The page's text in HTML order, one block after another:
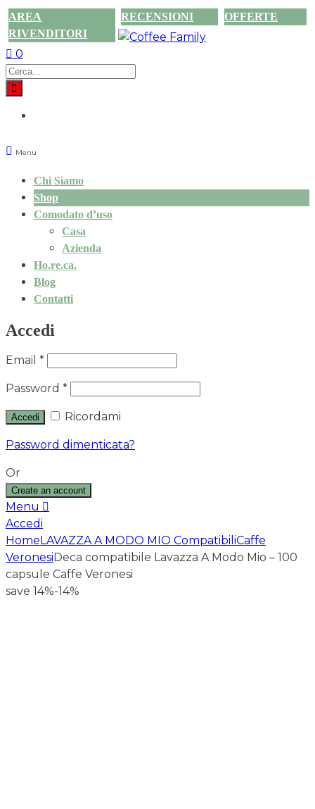
AREA
RIVENDITORI
RECENSIONI OFFERTE
0
Menu
Chi Siamo
Shop
Comodato d’uso
Casa
Azienda
Ho.re.ca.
Blog
Contatti
Accedi
Email *
Password *
Accedi Ricordami
Password dimenticata?
Or
Create an account
Menu
Accedi
Home LAVAZZA A MODO MIO CompatibiliCaffe
Veronesi Deca compatibile Lavazza A Modo Mio – 100
capsule Caffe Veronesi
save 14%-14%